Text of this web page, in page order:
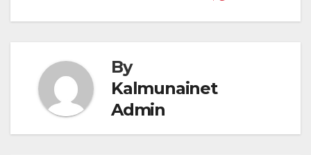
By
Kalmunainet
Admin